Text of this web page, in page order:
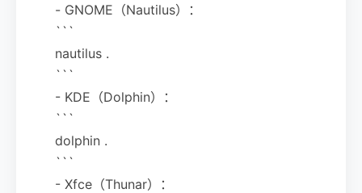
- GNOME（Nautilus）：
```
nautilus .
```
- KDE（Dolphin）：
```
dolphin .
```
- Xfce（Thunar）：